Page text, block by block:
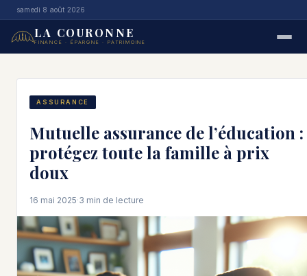
samedi 8 août 2026
LA COURONNE
FINANCE · ÉPARGNE · PATRIMOINE
ASSURANCE
Mutuelle assurance de l’éducation :
protégez toute la famille à prix
doux
16 mai 2025·3 min de lecture